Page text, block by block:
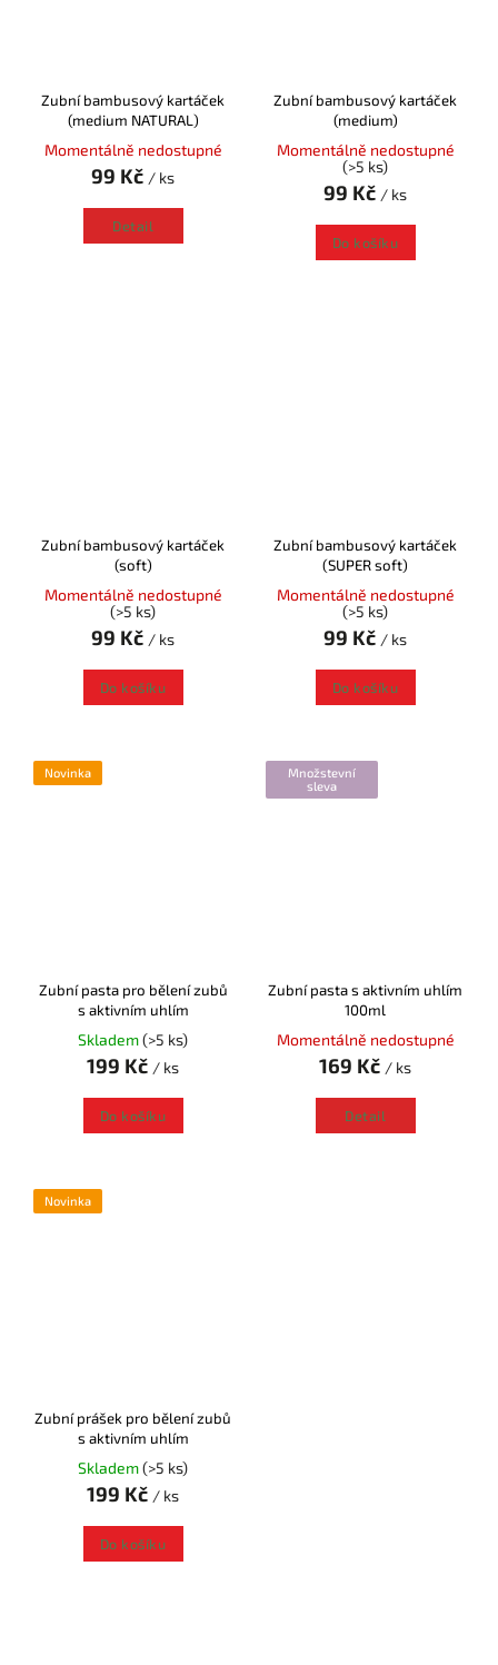
Zubní bambusový kartáček
(medium NATURAL)
Momentálně nedostupné
99 Kč / ks
Detail
Zubní bambusový kartáček
(medium)
Momentálně nedostupné
(>5 ks)
99 Kč / ks
Do košíku
Zubní bambusový kartáček
(soft)
Momentálně nedostupné
(>5 ks)
99 Kč / ks
Do košíku
Zubní bambusový kartáček
(SUPER soft)
Momentálně nedostupné
(>5 ks)
99 Kč / ks
Do košíku
Novinka
Zubní pasta pro bělení zubů
s aktivním uhlím
Skladem(>5 ks)
199 Kč / ks
Do košíku
Množstevní
sleva
Zubní pasta s aktivním uhlím
100ml
Momentálně nedostupné
169 Kč / ks
Detail
Novinka
Zubní prášek pro bělení zubů
s aktivním uhlím
Skladem(>5 ks)
199 Kč / ks
Do košíku